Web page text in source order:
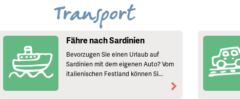
Transport
Fähre nach Sardinien
Bevorzugen Sie einen Urlaub auf
Sardinien mit dem eigenen Auto? Vom
italienischen Festland können Si...